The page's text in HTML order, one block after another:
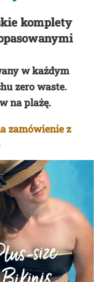
komplety
w każdym
zero waste.
na plażę.
zamówienie z